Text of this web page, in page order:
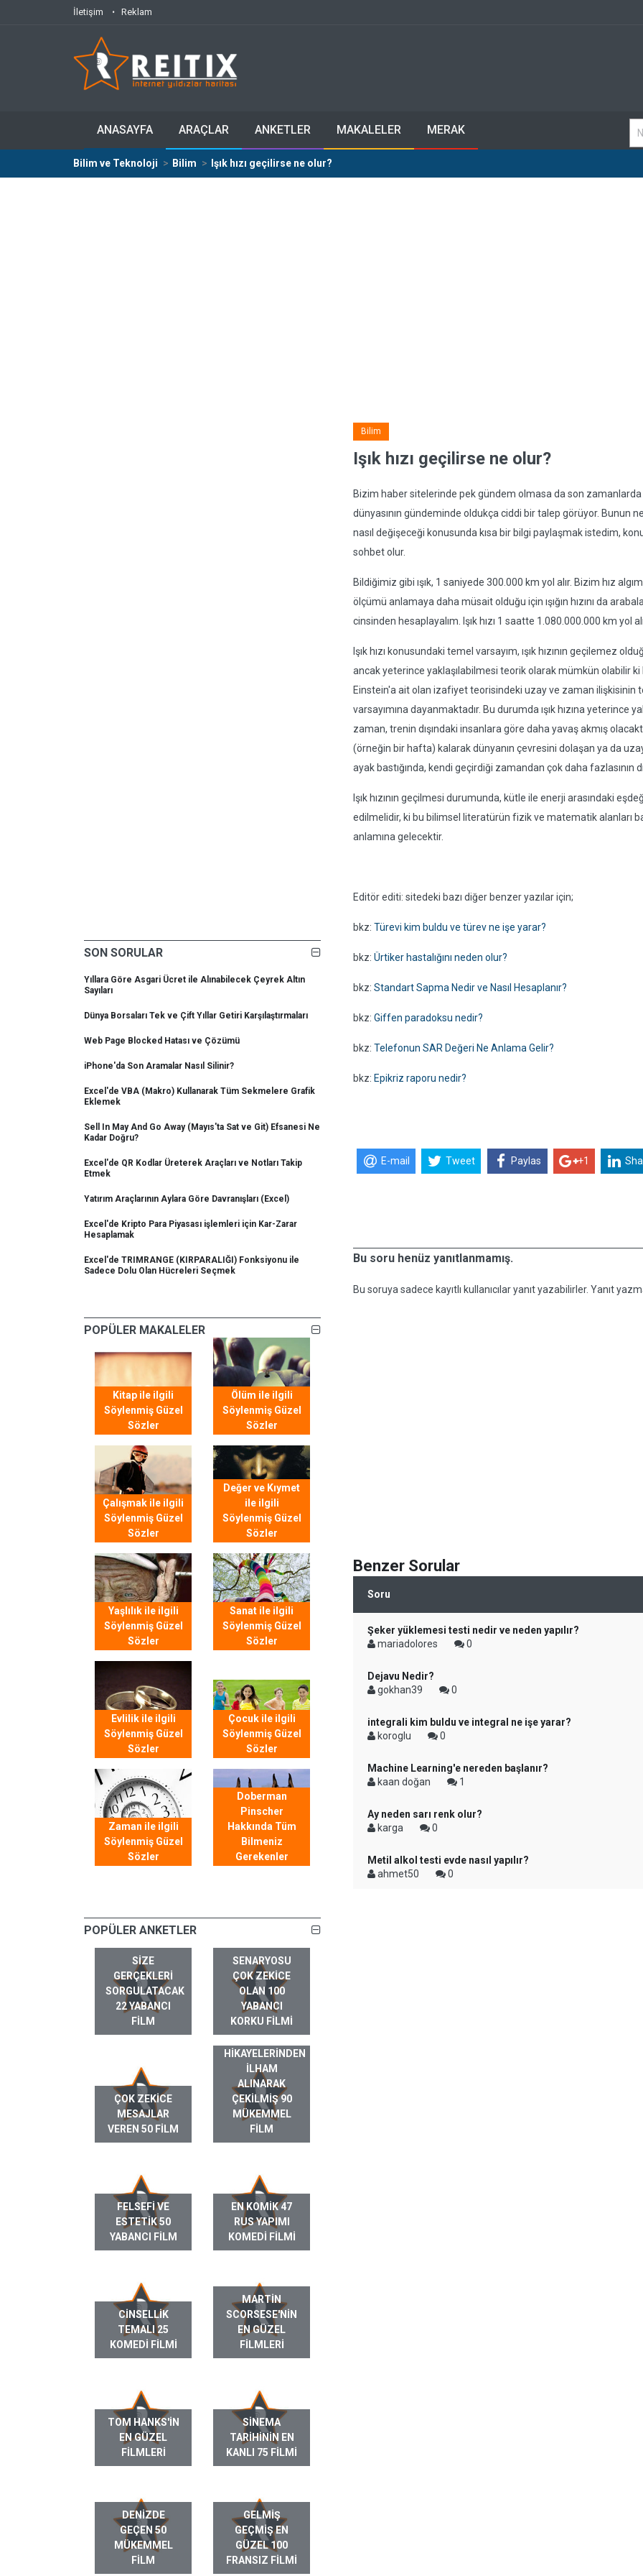
İletişim Reklam
ANASAYFA ARAÇLAR ANKETLER MAKALELER MERAK
Bilim ve Teknoloji Bilim Işık hızı geçilirse ne olur?
SON SORULAR
Yıllara Göre Asgari Ücret ile Alınabilecek Çeyrek Altın
Sayıları
Dünya Borsaları Tek ve Çift Yıllar Getiri Karşılaştırmaları
Web Page Blocked Hatası ve Çözümü
iPhone'da Son Aramalar Nasıl Silinir?
Excel'de VBA (Makro) Kullanarak Tüm Sekmelere Grafik
Eklemek
Sell In May And Go Away (Mayıs'ta Sat ve Git) Efsanesi Ne
Kadar Doğru?
Excel'de QR Kodlar Üreterek Araçları ve Notları Takip
Etmek
Yatırım Araçlarının Aylara Göre Davranışları (Excel)
Excel'de Kripto Para Piyasası işlemleri için Kar-Zarar
Hesaplamak
Excel'de TRIMRANGE (KIRPARALIĞI) Fonksiyonu ile
Sadece Dolu Olan Hücreleri Seçmek
POPÜLER MAKALELER
Kitap ile ilgili
Söylenmiş Güzel
Sözler
Ölüm ile ilgili
Söylenmiş Güzel
Sözler
Çalışmak ile ilgili
Söylenmiş Güzel
Sözler
Değer ve Kıymet
ile ilgili
Söylenmiş Güzel
Sözler
Yaşlılık ile ilgili
Söylenmiş Güzel
Sözler
Sanat ile ilgili
Söylenmiş Güzel
Sözler
Evlilik ile ilgili
Söylenmiş Güzel
Sözler
Çocuk ile ilgili
Söylenmiş Güzel
Sözler
Zaman ile ilgili
Söylenmiş Güzel
Sözler
Doberman
Pinscher
Hakkında Tüm
Bilmeniz
Gerekenler
POPÜLER ANKETLER
SIZE
GERÇEKLERI
SORGULATACAK
22 YABANCI
FILM
SENARYOSU
ÇOK ZEKICE
OLAN 100
YABANCI
KORKU FILMI
ÇOK ZEKICE
MESAJLAR
VEREN 50 FILM
GERÇEK HAYAT
HIKAYELERINDEN
ILHAM
ALINARAK
ÇEKILMIŞ 90
MÜKEMMEL
FILM
FELSEFI VE
ESTETIK 50
YABANCI FILM
EN KOMIK 47
RUS YAPIMI
KOMEDI FILMI
CINSELLIK
TEMALI 25
KOMEDI FILMI
MARTIN
SCORSESE'NIN
EN GÜZEL
FILMLERI
TOM HANKS'IN
EN GÜZEL
FILMLERI
SINEMA
TARIHININ EN
KANLI 75 FILMI
DENIZDE
GEÇEN 50
MÜKEMMEL
FILM
GELMIŞ
GEÇMIŞ EN
GÜZEL 100
FRANSIZ FILMI
Bilim
Işık hızı geçilirse ne olur?
Bizim haber sitelerinde pek gündem olmasa da son zamanlarda
dünyasının gündeminde oldukça ciddi bir talep görüyor. Bunun
nasıl değişeceği konusunda kısa bir bilgi paylaşmak istedim,
sohbet olur.
Bildiğimiz gibi ışık, 1 saniyede 300.000 km yol alır. Bizim hız
ölçümü anlamaya daha müsait olduğu için ışığın hızını da
cinsinden hesaplayalım. Işık hızı 1 saatte 1.080.000.000 km yol
Işık hızı konusundaki temel varsayım, ışık hızının geçilemez
ancak yeterince yaklaşılabilmesi teorik olarak mümkün olabilir
Einstein'a ait olan izafiyet teorisindeki uzay ve zaman ilişkisinin
varsayımına dayanmaktadır. Bu durumda ışık hızına
zaman, trenin dışındaki insanlara göre daha yavaş akmış
(örneğin bir hafta) kalarak dünyanın çevresini dolaşan ya da
ayak bastığında, kendi geçirdiği zamandan çok daha fazlasının
Işık hızının geçilmesi durumunda, kütle ile enerji arasındaki
edilmelidir, ki bu bilimsel literatürün fizik ve matematik alanları
anlamına gelecektir.
Editör editi: sitedeki bazı diğer benzer yazılar için;
bkz: Türevi kim buldu ve türev ne işe yarar?
bkz: Ürtiker hastalığını neden olur?
bkz: Standart Sapma Nedir ve Nasıl Hesaplanır?
bkz: Giffen paradoksu nedir?
bkz: Telefonun SAR Değeri Ne Anlama Gelir?
bkz: Epikriz raporu nedir?
E-mail Tweet Paylas +1
Bu soru henüz yanıtlanmamış.
Bu soruya sadece kayıtlı kullanıcılar yanıt yazabilirler. Yanıt
Benzer Sorular
Soru
Şeker yüklemesi testi nedir ve neden yapılır?
mariadolores
0
Dejavu Nedir?
gokhan39
0
integrali kim buldu ve integral ne işe yarar?
koroglu
0
Machine Learning'e nereden başlanır?
kaan doğan
1
Ay neden sarı renk olur?
karga
0
Metil alkol testi evde nasıl yapılır?
ahmet50
0